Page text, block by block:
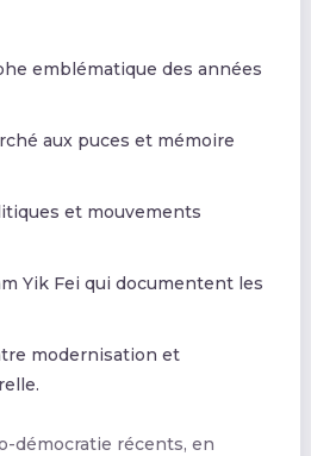
emblématique des années
aux puces et mémoire
et mouvements
Yik Fei qui documentent les
modernisation et
démocratie récents, en